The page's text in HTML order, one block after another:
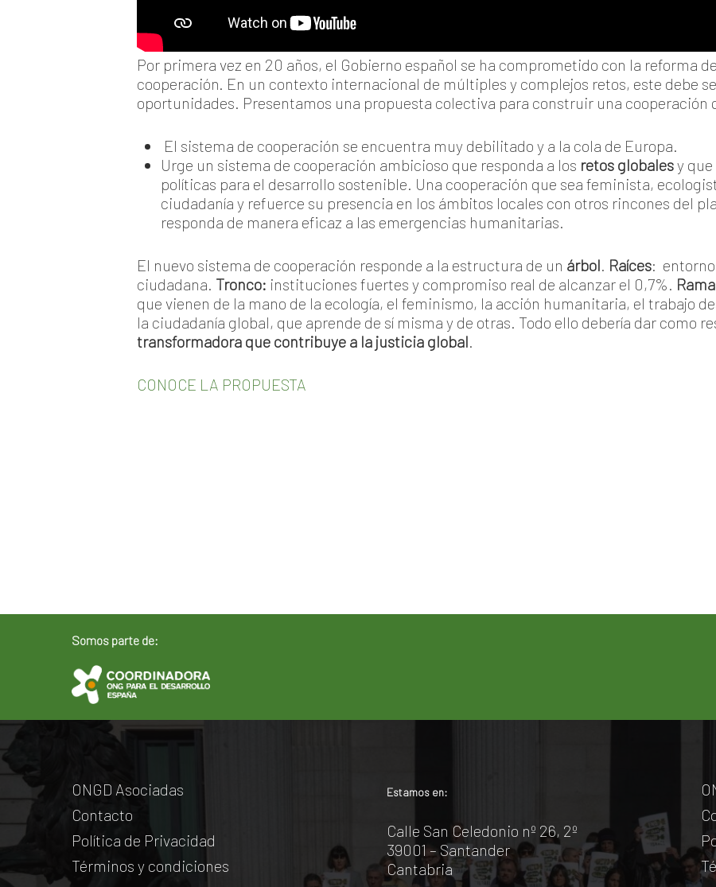
Por primera vez en 20 años, el Gobierno español se ha comprometido con la reforma
cooperación. En un contexto internacional de múltiples y complejos retos, este debe
oportunidades. Presentamos una propuesta colectiva para construir una cooperación
El sistema de cooperación se encuentra muy debilitado y a la cola de Europa.
Urge un sistema de cooperación ambicioso que responda a los retos globalesy
políticas para el desarrollo sostenible. Una cooperación que sea feminista,
ciudadanía y refuerce su presencia en los ámbitos locales con otros rincones del
responda de manera eficaz a las emergencias humanitarias.
El nuevo sistema de cooperación responde a la estructura de un árbol. Raíces:
ciudadana. Tronco: instituciones fuertes y compromiso real de alcanzar el 0,7%.
que vienen de la mano de la ecología, el feminismo, la acción humanitaria, el trabajo
la ciudadanía global, que aprende de sí misma y de otras. Todo ello debería dar como
transformadora que contribuye a la justicia global.
CONOCE LA PROPUESTA
Somos parte de:
ONGD Asociadas
Contacto
Política de Privacidad
Términos y condiciones
Estamos en:
Calle San Celedonio nº 26, 2º
39001 – Santander
Cantabria